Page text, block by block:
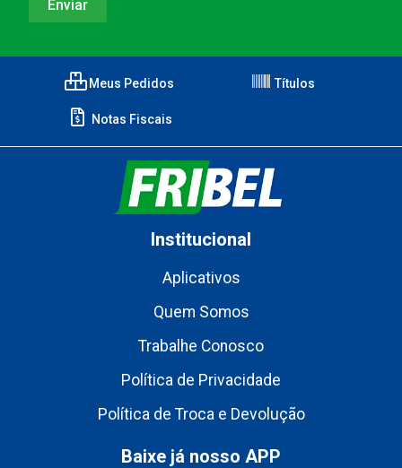
Meus Pedidos Títulos
Notas Fiscais
Institucional
Aplicativos
Quem Somos
Trabalhe Conosco
Política de Privacidade
Política de Troca e Devolução
Baixe já nosso APP